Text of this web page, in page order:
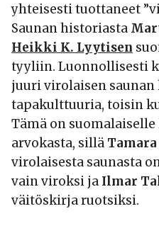
yhteisesti tuottaneet
Saunan historiasta
Heikki K. Lyytisen
tyyliin. Luonnollisesti
juuri virolaisen saunan
tapakulttuuria, toisin
Tämä on
arvokasta, sillä
virolaisesta saunasta
vain viroksi ja Ilmar
väitöskirja ruotsiksi.